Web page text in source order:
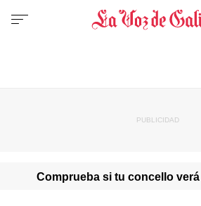
Comprueba si tu concello